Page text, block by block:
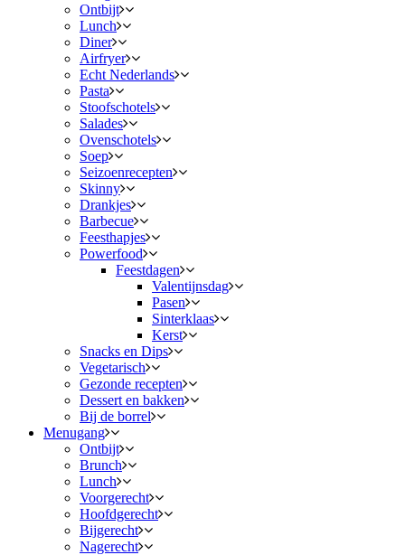
Ontbijt
Lunch
Diner
Airfryer
Echt Nederlands
Pasta
Stoofschotels
Salades
Ovenschotels
Soep
Seizoenrecepten
Skinny
Drankjes
Barbecue
Feesthapjes
Powerfood
Feestdagen
Valentijnsdag
Pasen
Sinterklaas
Kerst
Snacks en Dips
Vegetarisch
Gezonde recepten
Dessert en bakken
Bij de borrel
Menugang
Ontbijt
Brunch
Lunch
Voorgerecht
Hoofdgerecht
Bijgerecht
Nagerecht